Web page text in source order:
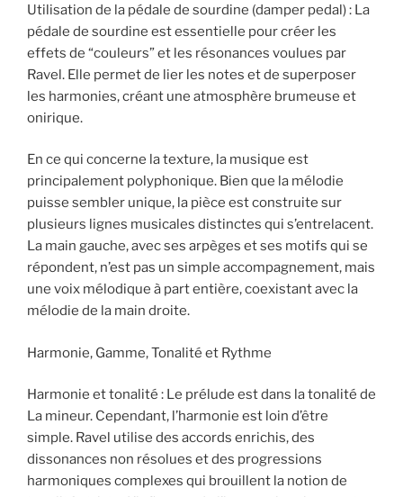
Utilisation de la pédale de sourdine (damper pedal) : La
pédale de sourdine est essentielle pour créer les
effets de “couleurs” et les résonances voulues par
Ravel. Elle permet de lier les notes et de superposer
les harmonies, créant une atmosphère brumeuse et
onirique.
En ce qui concerne la texture, la musique est
principalement polyphonique. Bien que la mélodie
puisse sembler unique, la pièce est construite sur
plusieurs lignes musicales distinctes qui s’entrelacent.
La main gauche, avec ses arpèges et ses motifs qui se
répondent, n’est pas un simple accompagnement, mais
une voix mélodique à part entière, coexistant avec la
mélodie de la main droite.
Harmonie, Gamme, Tonalité et Rythme
Harmonie et tonalité : Le prélude est dans la tonalité de
La mineur. Cependant, l’harmonie est loin d’être
simple. Ravel utilise des accords enrichis, des
dissonances non résolues et des progressions
harmoniques complexes qui brouillent la notion de